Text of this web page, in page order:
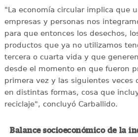
"La economía circular implica que
empresas y personas nos
para que entonces los desechos,
productos que ya no utilizamos
tercera o cuarta vida y que
desde el momento en que fueron
primera vez y las siguientes veces
en distintas formas, cosa que
reciclaje", concluyó Carballido.
Balance socioeconómico de la